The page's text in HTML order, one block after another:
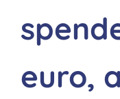
euro,